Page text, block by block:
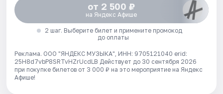
от 2 500 ₽
на Яндекс Афише
2 шаг. Выберите билет и примените промокод
до оплаты
Реклама. ООО "ЯНДЕКС МУЗЫКА", ИНН: 9705121040 erid:
25H8d7vbP8SRTvHZrUcdLB Действует до 30 сентября 2026
при покупке билетов от 3 000 ₽ на это мероприятие на Яндекс
Афише!